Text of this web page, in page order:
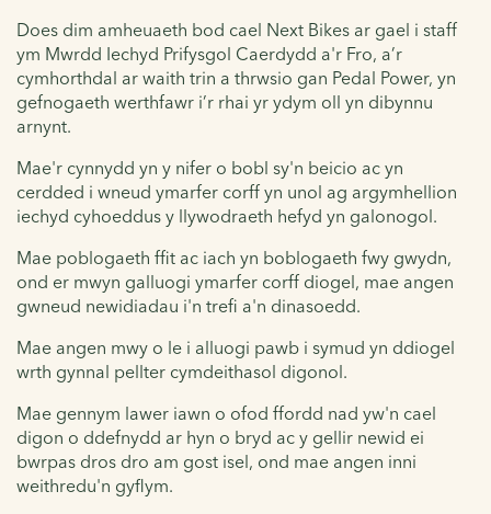
Does dim amheuaeth bod cael Next Bikes ar gael i staff
ym Mwrdd Iechyd Prifysgol Caerdydd a'r Fro, a’r
cymhorthdal ar waith trin a thrwsio gan Pedal Power, yn
gefnogaeth werthfawr i’r rhai yr ydym oll yn dibynnu
arnynt.
Mae'r cynnydd yn y nifer o bobl sy'n beicio ac yn
cerdded i wneud ymarfer corff yn unol ag argymhellion
iechyd cyhoeddus y llywodraeth hefyd yn galonogol.
Mae poblogaeth ffit ac iach yn boblogaeth fwy gwydn,
ond er mwyn galluogi ymarfer corff diogel, mae angen
gwneud newidiadau i'n trefi a'n dinasoedd.
Mae angen mwy o le i alluogi pawb i symud yn ddiogel
wrth gynnal pellter cymdeithasol digonol.
Mae gennym lawer iawn o ofod ffordd nad yw'n cael
digon o ddefnydd ar hyn o bryd ac y gellir newid ei
bwrpas dros dro am gost isel, ond mae angen inni
weithredu'n gyflym.